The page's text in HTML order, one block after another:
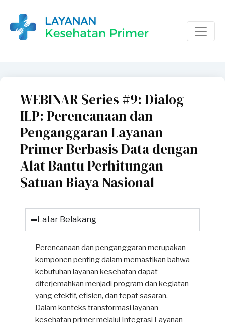
WEBINAR Series #9: Dialog
ILP: Perencanaan dan
Penganggaran Layanan
Primer Berbasis Data dengan
Alat Bantu Perhitungan
Satuan Biaya Nasional
Latar Belakang
Perencanaan dan penganggaran merupakan
komponen penting dalam memastikan bahwa
kebutuhan layanan kesehatan dapat
diterjemahkan menjadi program dan kegiatan
yang efektif, efisien, dan tepat sasaran.
Dalam konteks transformasi layanan
kesehatan primer melalui Integrasi Layanan